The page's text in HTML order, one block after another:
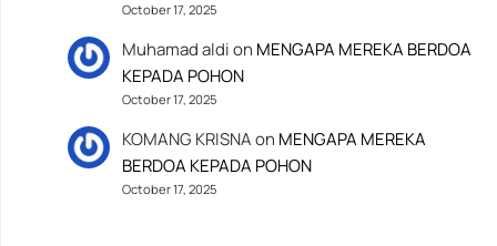
October 17, 2025
Muhamad aldion MENGAPA MEREKA BERDOA
KEPADA POHON
October 17, 2025
KOMANG KRISNAon MENGAPA MEREKA
BERDOA KEPADA POHON
October 17, 2025